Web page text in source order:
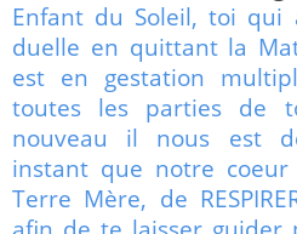
Enfant du Soleil, toi qui
duelle en quittant la
est en gestation
toutes les parties de
nouveau il nous est
instant que notre
Terre Mère, de